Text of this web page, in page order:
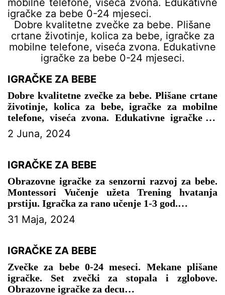
Dobre kvalitetne zvečke za bebe. Plišane
crtane životinje, kolica za bebe, igračke za
mobilne telefone, viseća zvona. Edukativne
igračke za bebe 0-24 mjeseci.
IGRAČKE ZA BEBE
Dobre kvalitetne zvečke za bebe. Plišane crtane
životinje, kolica za bebe, igračke za mobilne
telefone, viseća zvona. Edukativne igračke za
bebe 0-24 mjeseci.
2 Juna, 2024
IGRAČKE ZA BEBE
Obrazovne igračke za senzorni razvoj za bebe.
Montessori Vučenje užeta Trening hvatanja
prstiju. Igračka za rano učenje 1-3 god.
– IGRAČKE ZA BEBE
31 Maja, 2024
IGRAČKE ZA BEBE
Zvečke za bebe 0-24 meseci. Mekane plišane
igračke. Set zvečki za stopala i zglobove.
Obrazovne igračke za decu